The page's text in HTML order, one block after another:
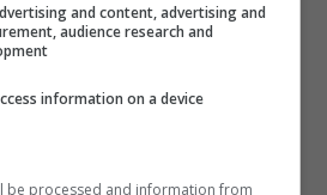
(понедельник, 19:00) на
по каналу — 6,3%/7,1%
после – сдают
«Тайного агента»
and content, advertising and
audience research and
information on a device
be processed and information from